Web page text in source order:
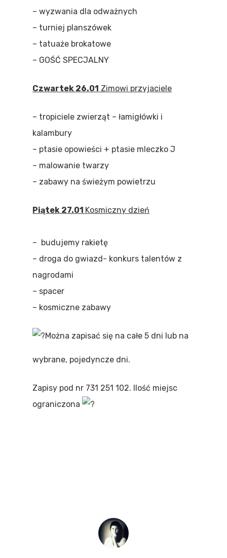
– wyzwania dla odważnych
– turniej planszówek
– tatuaże brokatowe
– GOŚĆ SPECJALNY
Czwartek 26.01 Zimowi przyjaciele
– tropiciele zwierząt – łamigłówki i
kalambury
– ptasie opowieści + ptasie mleczko J
– malowanie twarzy
– zabawy na świeżym powietrzu
Piątek 27.01 Kosmiczny dzień
– budujemy rakietę
– droga do gwiazd- konkurs talentów z
nagrodami
– spacer
– kosmiczne zabawy
Można zapisać się na całe 5 dni lub na
wybrane, pojedyncze dni.
Zapisy pod nr 731 251 102. Ilość miejsc
ograniczona